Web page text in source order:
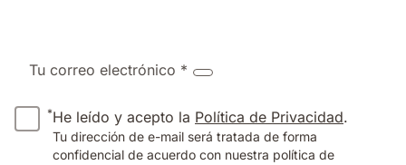
Tu correo electrónico *
*He leído y acepto la Política de Privacidad.
Tu dirección de e-mail será tratada de forma
confidencial de acuerdo con nuestra política de